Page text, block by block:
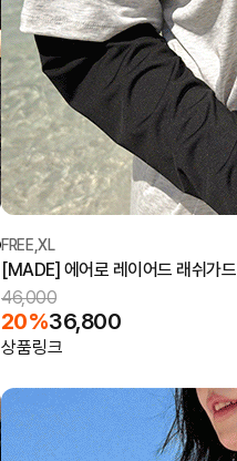
FREE,XL
[MADE] 에어로 레이어드 래쉬가드
46,000
20%36,800
상품링크